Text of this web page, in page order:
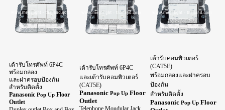
เต้ารับโทรศัพท์ 6P4C
พร้อมกล่อง
และฝาครอบป้องกัน
สำหรับติดตั้ง
Panasonic Pop Up Floor
Outlet
เต้ารับโทรศัพท์ 6P4C
และเต้ารับคอมพิวเตอร์
(CAT5E)
Panasonic Pop Up Floor
Outlet
เต้ารับคอมพิวเตอร์
(CAT5E)
พร้อมกล่องและฝาครอบ
ป้องกัน
สำหรับติดตั้ง
Panasonic Pop Up Floor